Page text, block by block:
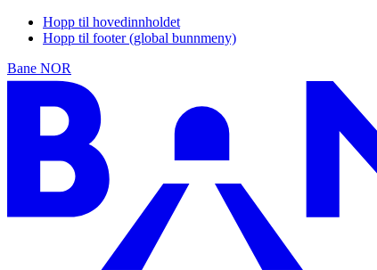
Hopp til hovedinnholdet
Hopp til footer (global bunnmeny)
Bane NOR